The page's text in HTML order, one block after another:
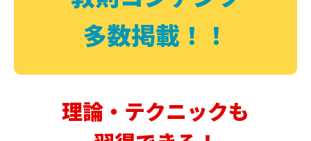
多数掲載！！
理論・テクニックも